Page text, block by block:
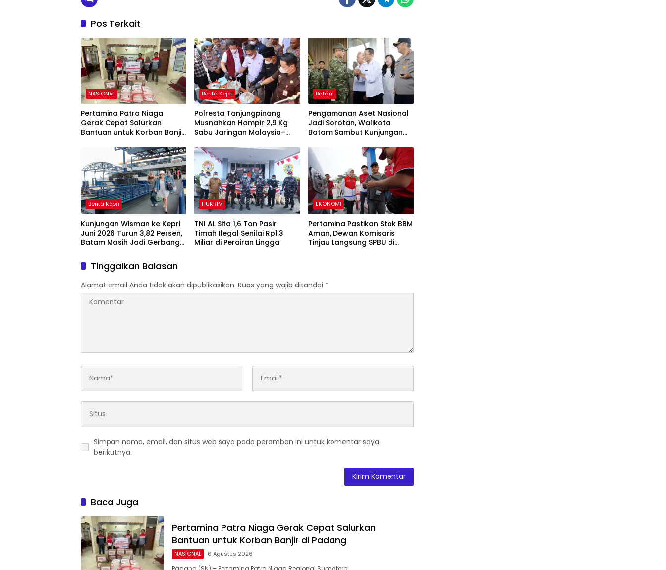
Pos Terkait
NASIONAL
Pertamina Patra Niaga
Gerak Cepat Salurkan
Bantuan untuk Korban Banjir
Berita Kepri
Polresta Tanjungpinang
Musnahkan Hampir 2,9 Kg
Sabu Jaringan Malaysia–
Ribuan Jiwa
Batam
Pengamanan Aset Nasional
Jadi Sorotan, Walikota
Batam Sambut Kunjungan
Berita Kepri
Kunjungan Wisman ke Kepri
Juni 2026 Turun 3,82 Persen,
Batam Masih Jadi Gerbang
Mancanegara
HUKRIM
TNI AL Sita 1,6 Ton Pasir
Timah Ilegal Senilai Rp1,3
Miliar di Perairan Lingga
EKONOMI
Pertamina Pastikan Stok BBM
Aman, Dewan Komisaris
Tinjau Langsung SPBU di
Tinggalkan Balasan
Alamat email Anda tidak akan dipublikasikan. Ruas yang wajib ditandai *
Simpan nama, email, dan situs web saya pada peramban ini untuk komentar saya
berikutnya.
Baca Juga
Pertamina Patra Niaga Gerak Cepat Salurkan
Bantuan untuk Korban Banjir di Padang
NASIONAL 6 Agustus 2026
Padang (SN) – Pertamina Patra Niaga Regional Sumatera…